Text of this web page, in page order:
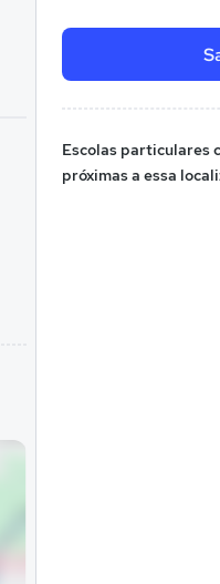
Escolas particulares
próximas a essa